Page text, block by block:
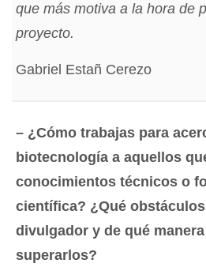
que más motiva a la hora de
proyecto.
Gabriel Estañ Cerezo
– ¿Cómo trabajas para
biotecnología a aquellos
conocimientos técnicos o
científica? ¿Qué
divulgador y de qué
superarlos?